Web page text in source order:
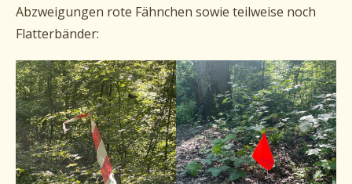
Abzweigungen rote Fähnchen sowie teilweise noch
Flatterbänder: